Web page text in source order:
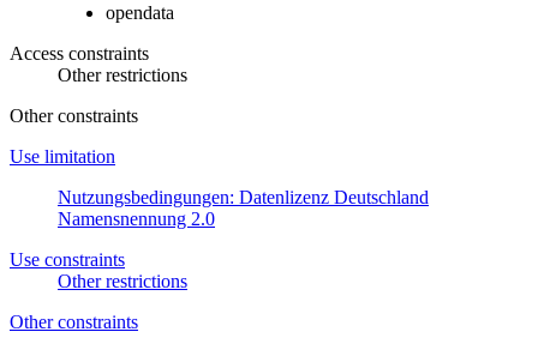
opendata
Access constraints
Other restrictions
Other constraints
Use limitation
Nutzungsbedingungen: Datenlizenz Deutschland
Namensnennung 2.0
Use constraints
Other restrictions
Other constraints